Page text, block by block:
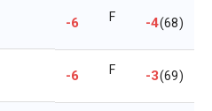
-6 F -4(68)
-6 F -3(69)